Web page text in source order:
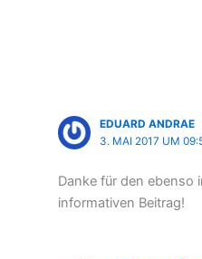
EDUARD ANDRAE
3. MAI 2017 UM
Danke für den ebenso
informativen Beitrag!